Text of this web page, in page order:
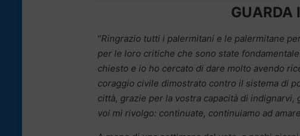
GUARDA
“Ringrazio tutti i palermitani e le palermitane
per le loro critiche che sono state
chiesto e io ho cercato di dare molto avendo
coraggio civile dimostrato contro il sistema di
città, grazie per la vostra capacità di
voi mi rivolgo: continuate, continuiamo ad